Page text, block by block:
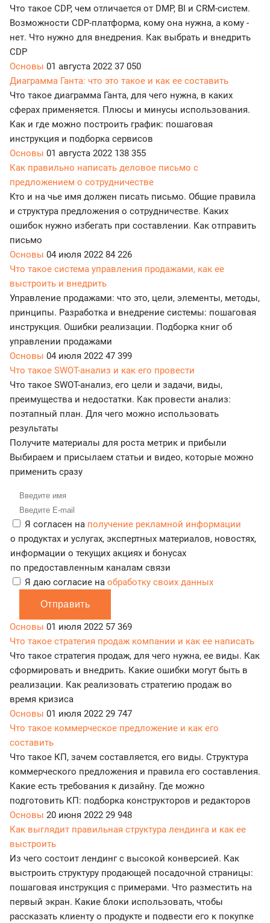
Что такое CDP, чем отличается от DMP, BI и CRM-систем.
Возможности CDP-платформа, кому она нужна, а кому -
нет. Что нужно для внедрения. Как выбрать и внедрить
CDP
Основы 01 августа 2022 37 050
Диаграмма Ганта: что это такое и как ее составить
Что такое диаграмма Ганта, для чего нужна, в каких
сферах применяется. Плюсы и минусы использования.
Как и где можно построить график: пошаговая
инструкция и подборка сервисов
Основы 01 августа 2022 138 355
Как правильно написать деловое письмо с
предложением о сотрудничестве
Кто и на чье имя должен писать письмо. Общие правила
и структура предложения о сотрудничестве. Каких
ошибок нужно избегать при составлении. Как отправить
письмо
Основы 04 июля 2022 84 226
Что такое система управления продажами, как ее
выстроить и внедрить
Управление продажами: что это, цели, элементы, методы,
принципы. Разработка и внедрение системы: пошаговая
инструкция. Ошибки реализации. Подборка книг об
управлении продажами
Основы 04 июля 2022 47 399
Что такое SWOT-анализ и как его провести
Что такое SWOT-анализ, его цели и задачи, виды,
преимущества и недостатки. Как провести анализ:
поэтапный план. Для чего можно использовать
результаты
Получите материалы для роста метрик и прибыли
Выбираем и присылаем статьи и видео, которые можно
применить сразу
Я согласен на получение рекламной информации
о продуктах и услугах, экспертных материалов, новостях,
информации о текущих акциях и бонусах
по предоставленным каналам связи
Я даю согласие на обработку своих данных
Отправить
Основы 01 июля 2022 57 369
Что такое стратегия продаж компании и как ее написать
Что такое стратегия продаж, для чего нужна, ее виды. Как
сформировать и внедрить. Какие ошибки могут быть в
реализации. Как реализовать стратегию продаж во
время кризиса
Основы 01 июля 2022 29 747
Что такое коммерческое предложение и как его
составить
Что такое КП, зачем составляется, его виды. Структура
коммерческого предложения и правила его составления.
Какие есть требования к дизайну. Где можно
подготовить КП: подборка конструкторов и редакторов
Основы 20 июня 2022 29 948
Как выглядит правильная структура лендинга и как ее
выстроить
Из чего состоит лендинг с высокой конверсией. Как
выстроить структуру продающей посадочной страницы:
пошаговая инструкция с примерами. Что разместить на
первый экран. Какие блоки использовать, чтобы
рассказать клиенту о продукте и подвести его к покупке